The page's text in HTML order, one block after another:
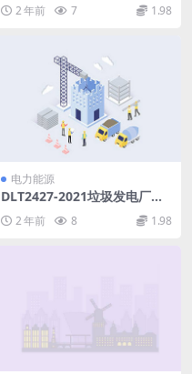
含量的测定电感耦合等离子体
2 年前 7 1.98
电力能源
DLT2427-2021垃圾发电厂垃
2 年前 8 1.98